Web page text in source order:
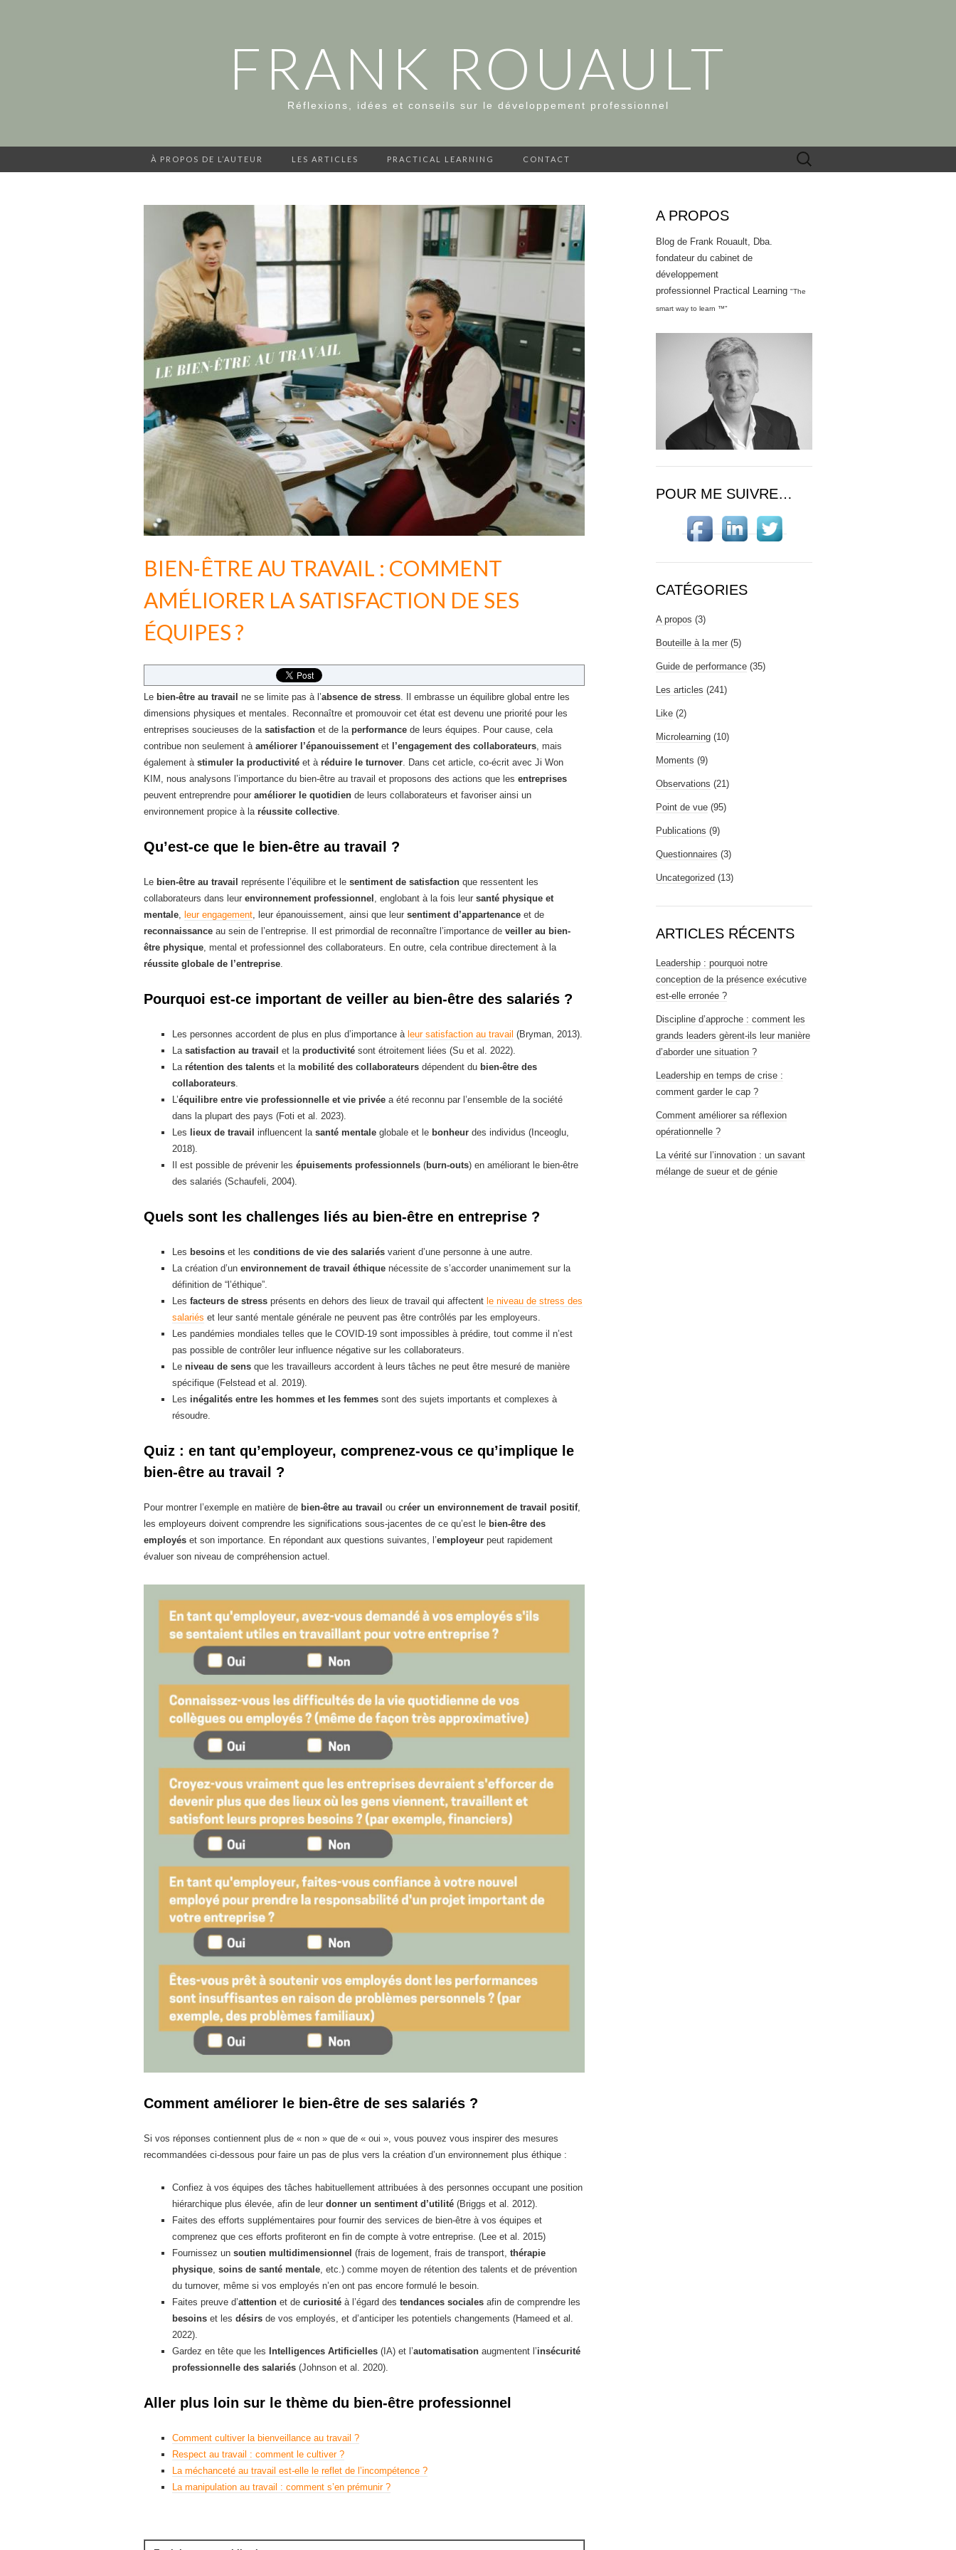
FRANK ROUAULT
Réflexions, idées et conseils sur le développement professionnel
À PROPOS DE L’AUTEUR LES ARTICLES PRACTICAL LEARNING CONTACT Rechercher :
BIEN-ÊTRE AU TRAVAIL : COMMENT
AMÉLIORER LA SATISFACTION DE SES
ÉQUIPES ?
Le bien-être au travail ne se limite pas à l’absence de stress. Il embrasse un équilibre global entre les
dimensions physiques et mentales. Reconnaître et promouvoir cet état est devenu une priorité pour les
entreprises soucieuses de la satisfaction et de la performance de leurs équipes. Pour cause, cela
contribue non seulement à améliorer l’épanouissementet l’engagement des collaborateurs, mais
également à stimuler la productivité et à réduire le turnover. Dans cet article, co-écrit avec Ji Won
KIM, nous analysons l’importance du bien-être au travail et proposons des actions que les entreprises
peuvent entreprendre pour améliorer le quotidien de leurs collaborateurs et favoriser ainsi un
environnement propice à la réussite collective.
Qu’est-ce que le bien-être au travail ?
Le bien-être au travail représente l’équilibre et le sentiment de satisfaction que ressentent les
collaborateurs dans leur environnement professionnel , englobant à la fois leur santé physique et
mentale, leur engagement, leur épanouissement, ainsi que leur sentiment d’appartenance et de
reconnaissance au sein de l’entreprise. Il est primordial de reconnaître l’importance de veiller au bien-
être physique, mental et professionnel des collaborateurs. En outre, cela contribue directement à la
réussite globale de l’entreprise.
Pourquoi est-ce important de veiller au bien-être des salariés ?
Les personnes accordent de plus en plus d’importance à leur satisfaction au travail (Bryman, 2013).
La satisfaction au travail et la productivité sont étroitement liées (Su et al. 2022).
La rétention des talents et la mobilité des collaborateurs dépendent du bien-être des
collaborateurs.
L’équilibre entre vie professionnelle et vie privée a été reconnu par l’ensemble de la société
dans la plupart des pays (Foti et al. 2023).
Les
lieux de travail influencent la santé mentale globale et le bonheur des individus (Inceoglu,
2018).
Il est possible de prévenir les épuisements professionnels (burn-outs) en améliorant le bien-être
des salariés (Schaufeli, 2004).
Quels sont les challenges liés au bien-être en entreprise ?
Les besoins et les conditions de vie des salariés varient d’une personne à une autre.
La création d’un environnement de travail éthique nécessite de s’accorder unanimement sur la
définition de “l’éthique”.
Les facteurs de stress présents en dehors des lieux de travail qui affectent le niveau de stress des
salariés et leur santé mentale générale ne peuvent pas être contrôlés par les employeurs.
Les pandémies mondiales telles que le COVID-19 sont impossibles à prédire, tout comme il n’est
pas possible de contrôler leur influence négative sur les collaborateurs.
Le niveau de sens que les travailleurs accordent à leurs tâches ne peut être mesuré de manière
spécifique (Felstead et al. 2019).
Les inégalités entre les hommes et les femmes sont des sujets importants et complexes à
résoudre.
Quiz : en tant qu’employeur, comprenez-vous ce qu’implique le
bien-être au travail ?
Pour montrer l’exemple en matière de bien-être au travail ou créer un environnement de travail positif,
les employeurs doivent comprendre les significations sous-jacentes de ce qu’est le bien-être des
employés et son importance. En répondant aux questions suivantes, l’employeur peut rapidement
évaluer son niveau de compréhension actuel.
Comment améliorer le bien-être de ses salariés ?
Si vos réponses contiennent plus de « non » que de « oui », vous pouvez vous inspirer des mesures
recommandées ci-dessous pour faire un pas de plus vers la création d’un environnement plus éthique :
Confiez à vos équipes des tâches habituellement attribuées à des personnes occupant une position
hiérarchique plus élevée, afin de leur donner un sentiment d’utilité (Briggs et al. 2012).
Faites des efforts supplémentaires pour fournir des services de bien-être à vos équipes et
comprenez que ces efforts profiteront en fin de compte à votre entreprise. (Lee et al. 2015)
Fournissez un soutien multidimensionnel (frais de logement, frais de transport, thérapie
physique soins de santé mentale , etc.) comme moyen de rétention des talents et de prévention
du turnover, même si vos employés n’en ont pas encore formulé le besoin.
Faites preuve d’attention et de curiosité à l’égard des tendances sociales afin de comprendre les
besoins et les désirs de vos employés, et d’anticiper les potentiels changements (Hameed et al.
2022).
Gardez en tête que les Intelligences Artificielles (IA) et l’automatisation augmentent l’insécurité
professionnelle des salariés (Johnson et al. 2020).
Aller plus loin sur le thème du bien-être professionnel
Comment cultiver la bienveillance au travail ?
Respect au travail : comment le cultiver ?
La méchanceté au travail est-elle le reflet de l’incompétence ?
La manipulation au travail : comment s’en prémunir ?
A PROPOS
Blog de Frank Rouault, Dba.
fondateur du cabinet de
développement
professionnel Practical Learning "The
smart way to learn ™"
POUR ME SUIVRE…
CATÉGORIES
A propos (3)
Bouteille à la mer (5)
Guide de performance (35)
Les articles (241)
Like (2)
Microlearning (10)
Moments (9)
Observations (21)
Point de vue (95)
Publications (9)
Questionnaires (3)
Uncategorized (13)
ARTICLES RÉCENTS
Leadership : pourquoi notre
conception de la présence exécutive
est-elle erronée ?
Discipline d’approche : comment les
grands leaders gèrent-ils leur manière
d’aborder une situation ?
Leadership en temps de crise :
comment garder le cap ?
Comment améliorer sa réflexion
opérationnelle ?
La vérité sur l’innovation : un savant
mélange de sueur et de génie